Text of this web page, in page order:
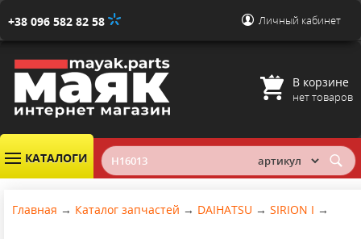
+38 096 582 82 58 Личный кабинет
В корзине
нет товаров
КАТАЛОГИ
Главная → Каталог запчастей → DAIHATSU → SIRION I →